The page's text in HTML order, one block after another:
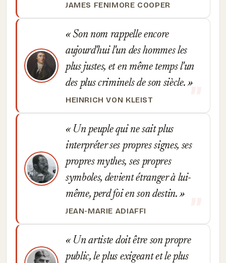
JAMES FENIMORE COOPER
Son nom rappelle encore
aujourd'hui l'un des hommes les
plus justes, et en même temps l'un
des plus criminels de son siècle.
HEINRICH VON KLEIST
Un peuple qui ne sait plus
interpréter ses propres signes, ses
propres mythes, ses propres
symboles, devient étranger à lui-
même, perd foi en son destin.
JEAN-MARIE ADIAFFI
Un artiste doit être son propre
public, le plus exigeant et le plus